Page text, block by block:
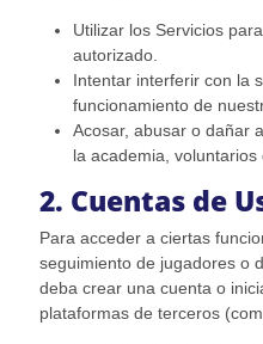
Utilizar los Servicios
autorizado.
Intentar interferir con la
funcionamiento de
Acosar, abusar o dañar
la academia, voluntarios
2. Cuentas de
Para acceder a ciertas
seguimiento de jugadores o
deba crear una cuenta o
plataformas de terceros